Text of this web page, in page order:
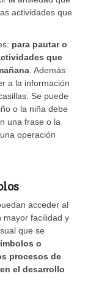
actividades que
para pautar o
que
. Además
a la información
Se puede
o la niña debe
una frase o la
operación
acceder al
mayor facilidad y
que se
o
procesos de
el desarrollo